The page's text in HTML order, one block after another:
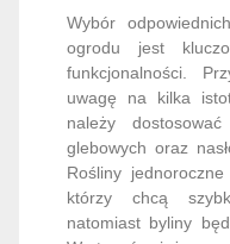
Wybór
ogrodu jest
funkcjonalności.
uwagę na kilka
należy
glebowych oraz
Rośliny
którzy chcą
natomiast byliny